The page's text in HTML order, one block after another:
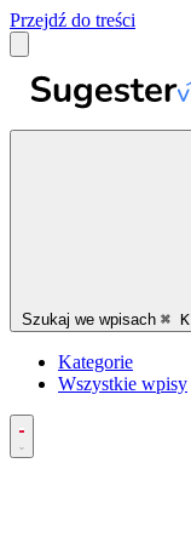
Przejdź do treści
Szukaj we wpisach ⌘ K
Kategorie
Wszystkie wpisy